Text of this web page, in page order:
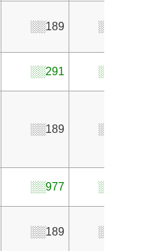
░░189 ░░399
░░291 ░░291
░░189 ░░399
░░977 ░░977
░░189 ░░399